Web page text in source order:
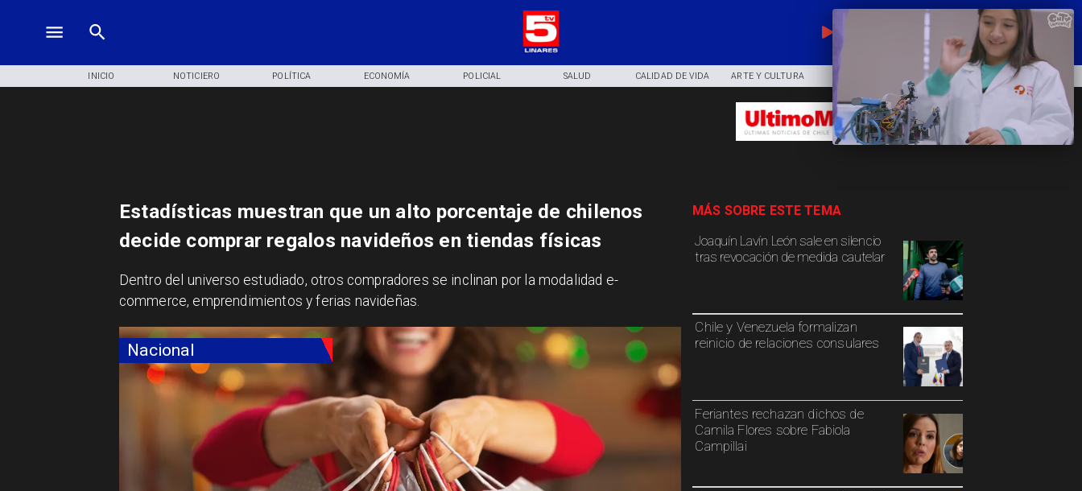
INICIO NOTICIERO POLÍTICA ECONOMÍA POLICIAL SALUD CALIDAD DE VIDA ARTE Y CULTURA DEPORTES
Nacional
Joaquín Lavín León sale en silencio
tras revocación de medida cautelar
Chile y Venezuela formalizan
reinicio de relaciones consulares
Feriantes rechazan dichos de
Camila Flores sobre Fabiola
Campillai
MÁS SOBRE ESTE TEMA
Estadísticas muestran que un alto porcentaje de chilenos
decide comprar regalos navideños en tiendas físicas
Dentro del universo estudiado, otros compradores se inclinan por la modalidad e-
commerce, emprendimientos y ferias navideñas.